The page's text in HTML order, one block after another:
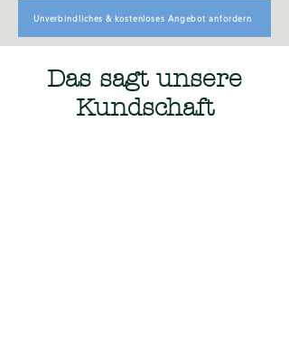
Unverbindliches & kostenloses Angebot anfordern
Das sagt unsere
Kundschaft